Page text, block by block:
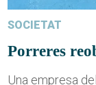
SOCIETAT
Porreres
Una empresa